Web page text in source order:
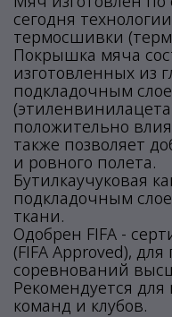
сегодня
термосшивки
Покрышка мяча
изготовленных из
подкладочным
положительно
также позволяет
и ровного полета.
Бутилкаучуковая
подкладочным
ткани.
Одобрен FIFA -
(FIFA Approved),
соревнований
Рекомендуется
команд и клубов.